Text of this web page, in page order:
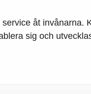
åt invånarna.
sig och